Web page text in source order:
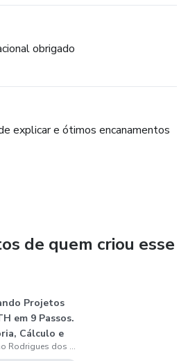
obrigado
explicar e ótimos encanamentos
de quem criou esse
Projetos
em 9 Passos.
Cálculo e
Bruno Rodrigues dos Santos